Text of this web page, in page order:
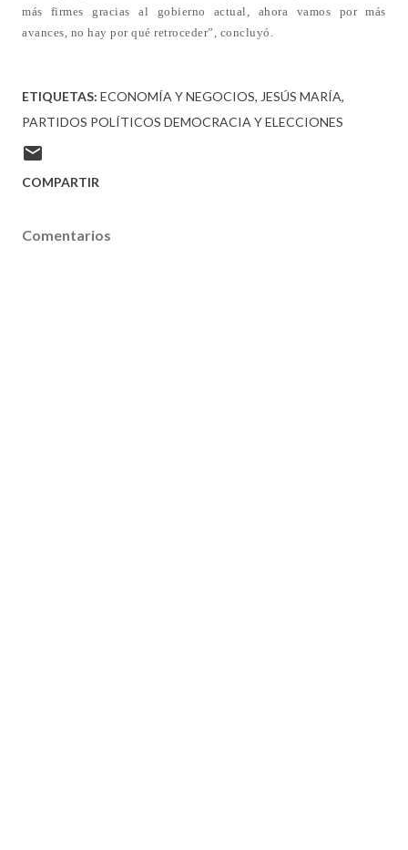
más firmes gracias al gobierno actual, ahora vamos por más
avances, no hay por qué retroceder”, concluyó.
ETIQUETAS: ECONOMÍA Y NEGOCIOS JESÚS MARÍA
PARTIDOS POLÍTICOS DEMOCRACIA Y ELECCIONES
COMPARTIR
Comentarios